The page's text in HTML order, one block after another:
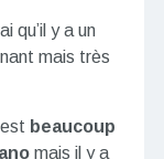
qu’il y a un
mais très
beaucoup
mais il y a